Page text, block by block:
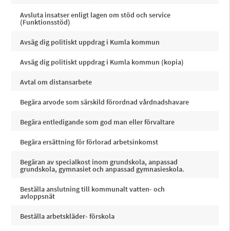
Avsluta insatser enligt lagen om stöd och service
(Funktionsstöd)
Avsäg dig politiskt uppdrag i Kumla kommun
Avsäg dig politiskt uppdrag i Kumla kommun (kopia)
Avtal om distansarbete
Begära arvode som särskild förordnad vårdnadshavare
Begära entledigande som god man eller förvaltare
Begära ersättning för förlorad arbetsinkomst
Begäran av specialkost inom grundskola, anpassad
grundskola, gymnasiet och anpassad gymnasieskola.
Beställa anslutning till kommunalt vatten- och
avloppsnät
Beställa arbetskläder- förskola